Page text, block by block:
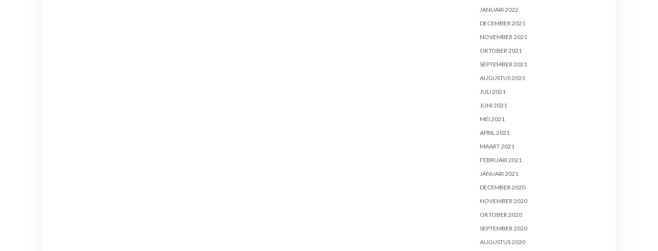
JANUARI 2022
DECEMBER 2021
NOVEMBER 2021
OKTOBER 2021
SEPTEMBER 2021
AUGUSTUS 2021
JULI 2021
JUNI 2021
MEI 2021
APRIL 2021
MAART 2021
FEBRUARI 2021
JANUARI 2021
DECEMBER 2020
NOVEMBER 2020
OKTOBER 2020
SEPTEMBER 2020
AUGUSTUS 2020